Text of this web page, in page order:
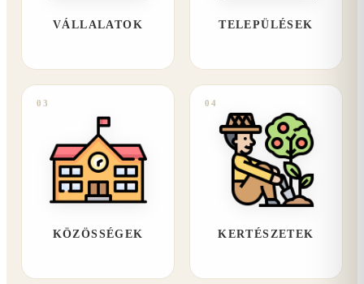
VÁLLALATOK TELEPÜLÉSEK
03
KÖZÖSSÉGEK
04
KERTÉSZETEK